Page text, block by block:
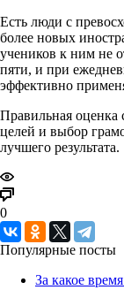
Есть люди с
более новых
учеников к ним не
пяти, и при
эффективно
Правильная оценка
целей и выбор
лучшего результата.
0
Популярные посты
За какое